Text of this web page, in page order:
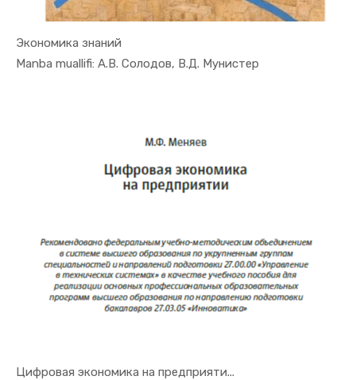
Экономика знаний
Manba muallifi: А.В. Солодов, В.Д. Мунистер
In Raqamli...
Цифровая экономика на предприяти...